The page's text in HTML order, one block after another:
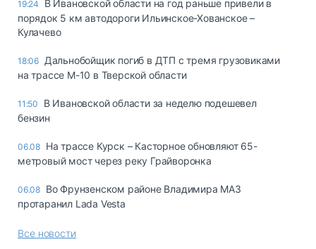
19:24
В Ивановской области на год раньше привели в
порядок 5 км автодороги Ильинское-Хованское –
Кулачево
18:06 Дальнобойщик погиб в ДТП с тремя грузовиками
на трассе М-10 в Тверской области
11:50
В Ивановской области за неделю подешевел
бензин
06.08 На трассе Курск – Касторное обновляют 65-
метровый мост через реку Грайворонка
06.08 Во Фрунзенском районе Владимира МАЗ
протаранил Lada Vesta
Все новости